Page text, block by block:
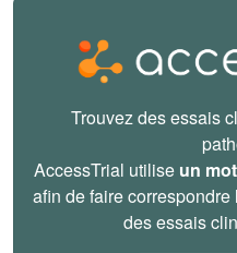
Trouvez des essais
AccessTrial utilise un
afin de faire
des essais